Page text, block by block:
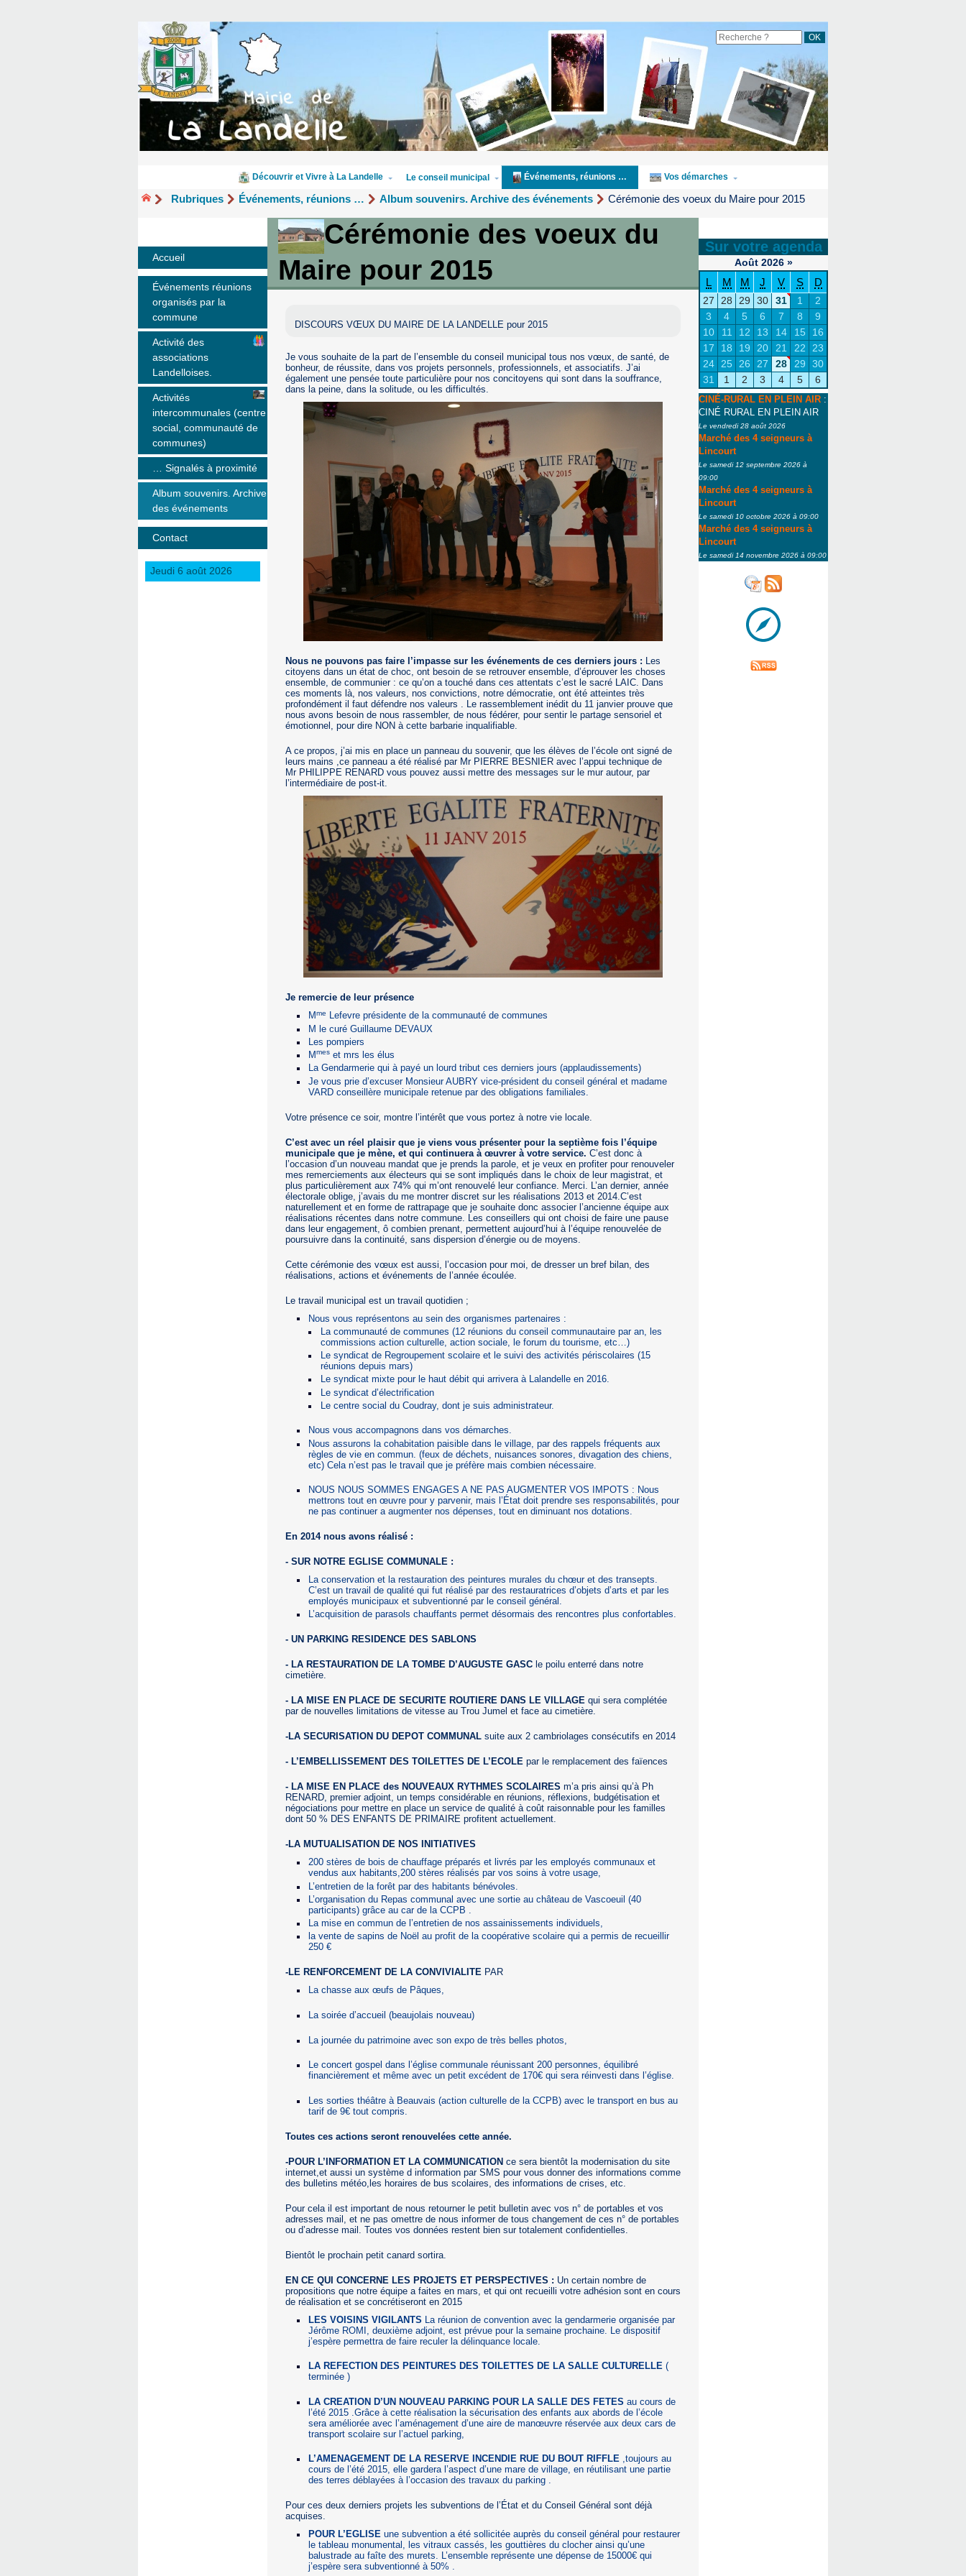
Découvrir et Vivre à La Landelle Le conseil municipal Événements, réunions … Vos démarches
Rubriques Événements, réunions … Album souvenirs. Archive des événements Cérémonie des voeux du Maire pour 2015
Cérémonie des voeux du
Maire pour 2015
DISCOURS VŒUX DU MAIRE DE LA LANDELLE pour 2015
Je vous souhaite de la part de l’ensemble du conseil municipal tous nos vœux, de santé, de
bonheur, de réussite, dans vos projets personnels, professionnels, et associatifs. J’ai
également une pensée toute particulière pour nos concitoyens qui sont dans la souffrance,
dans la peine, dans la solitude, ou les difficultés.
Nous ne pouvons pas faire l’impasse sur les événements de ces derniers jours : Les
citoyens dans un état de choc, ont besoin de se retrouver ensemble, d’éprouver les choses
ensemble, de communier : ce qu’on a touché dans ces attentats c’est le sacré LAIC. Dans
ces moments là, nos valeurs, nos convictions, notre démocratie, ont été atteintes très
profondément il faut défendre nos valeurs . Le rassemblement inédit du 11 janvier prouve que
nous avons besoin de nous rassembler, de nous fédérer, pour sentir le partage sensoriel et
émotionnel, pour dire NON à cette barbarie inqualifiable.
A ce propos, j’ai mis en place un panneau du souvenir, que les élèves de l’école ont signé de
leurs mains ,ce panneau a été réalisé par Mr PIERRE BESNIER avec l’appui technique de
Mr PHILIPPE RENARD vous pouvez aussi mettre des messages sur le mur autour, par
l’intermédiaire de post-it.
Je remercie de leur présence
Mme
Lefevre présidente de la communauté de communes
M le curé Guillaume DEVAUX
Les pompiers
Mmes et mrs les élus
La Gendarmerie qui à payé un lourd tribut ces derniers jours (applaudissements)
Je vous prie d’excuser Monsieur AUBRY vice-président du conseil général et madame
VARD conseillère municipale retenue par des obligations familiales.
Votre présence ce soir, montre l’intérêt que vous portez à notre vie locale.
C’est avec un réel plaisir que je viens vous présenter pour la septième fois l’équipe
municipale que je mène, et qui continuera à œuvrer à votre service. C’est donc à
l’occasion d’un nouveau mandat que je prends la parole, et je veux en profiter pour renouveler
mes remerciements aux électeurs qui se sont impliqués dans le choix de leur magistrat, et
plus particulièrement aux 74% qui m’ont renouvelé leur confiance. Merci. L’an dernier, année
électorale oblige, j’avais du me montrer discret sur les réalisations 2013 et 2014.C’est
naturellement et en forme de rattrapage que je souhaite donc associer l’ancienne équipe aux
réalisations récentes dans notre commune. Les conseillers qui ont choisi de faire une pause
dans leur engagement, ô combien prenant, permettent aujourd’hui à l’équipe renouvelée de
poursuivre dans la continuité, sans dispersion d’énergie ou de moyens.
Cette cérémonie des vœux est aussi, l’occasion pour moi, de dresser un bref bilan, des
réalisations, actions et événements de l’année écoulée.
Le travail municipal est un travail quotidien ;
Nous vous représentons au sein des organismes partenaires :
La communauté de communes (12 réunions du conseil communautaire par an, les
commissions action culturelle, action sociale, le forum du tourisme, etc…)
Le syndicat de Regroupement scolaire et le suivi des activités périscolaires (15
réunions depuis mars)
Le syndicat mixte pour le haut débit qui arrivera à Lalandelle en 2016.
Le syndicat d’électrification
Le centre social du Coudray, dont je suis administrateur.
Nous vous accompagnons dans vos démarches.
Nous assurons la cohabitation paisible dans le village, par des rappels fréquents aux
règles de vie en commun. (feux de déchets, nuisances sonores, divagation des chiens,
etc) Cela n’est pas le travail que je préfère mais combien nécessaire.
NOUS NOUS SOMMES ENGAGES A NE PAS AUGMENTER VOS IMPOTS : Nous
mettrons tout en œuvre pour y parvenir, mais l’État doit prendre ses responsabilités, pour
ne pas continuer a augmenter nos dépenses, tout en diminuant nos dotations.
En 2014 nous avons réalisé :
- SUR NOTRE EGLISE COMMUNALE :
La conservation et la restauration des peintures murales du chœur et des transepts.
C’est un travail de qualité qui fut réalisé par des restauratrices d’objets d’arts et par les
employés municipaux et subventionné par le conseil général.
L’acquisition de parasols chauffants permet désormais des rencontres plus confortables.
- UN PARKING RESIDENCE DES SABLONS
- LA RESTAURATION DE LA TOMBE D’AUGUSTE GASCle poilu enterré dans notre
cimetière.
- LA MISE EN PLACE DE SECURITE ROUTIERE DANS LE VILLAGE qui sera complétée
par de nouvelles limitations de vitesse au Trou Jumel et face au cimetière.
-LA SECURISATION DU DEPOT COMMUNAL suite aux 2 cambriolages consécutifs en 2014
- L’EMBELLISSEMENT DES TOILETTES DE L’ECOLEpar le remplacement des faïences
- LA MISE EN PLACE des NOUVEAUX RYTHMES SCOLAIRES m’a pris ainsi qu’à Ph
RENARD, premier adjoint, un temps considérable en réunions, réflexions, budgétisation et
négociations pour mettre en place un service de qualité à coût raisonnable pour les familles
dont 50 % DES ENFANTS DE PRIMAIRE profitent actuellement.
-LA MUTUALISATION DE NOS INITIATIVES
200 stères de bois de chauffage préparés et livrés par les employés communaux et
vendus aux habitants,200 stères réalisés par vos soins à votre usage,
L’entretien de la forêt par des habitants bénévoles.
L’organisation du Repas communal avec une sortie au château de Vascoeuil (40
participants) grâce au car de la CCPB .
La mise en commun de l’entretien de nos assainissements individuels,
la vente de sapins de Noël au profit de la coopérative scolaire qui a permis de recueillir
250 €
-LE RENFORCEMENT DE LA CONVIVIALITEPAR
La chasse aux œufs de Pâques,
La soirée d’accueil (beaujolais nouveau)
La journée du patrimoine avec son expo de très belles photos,
Le concert gospel dans l’église communale réunissant 200 personnes, équilibré
financièrement et même avec un petit excédent de 170€ qui sera réinvesti dans l’église.
Les sorties théâtre à Beauvais (action culturelle de la CCPB) avec le transport en bus au
tarif de 9€ tout compris.
Toutes ces actions seront renouvelées cette année.
-POUR L’INFORMATION ET LA COMMUNICATION ce sera bientôt la modernisation du site
internet,et aussi un système d information par SMS pour vous donner des informations comme
des bulletins météo,les horaires de bus scolaires, des informations de crises, etc.
Pour cela il est important de nous retourner le petit bulletin avec vos n° de portables et vos
adresses mail, et ne pas omettre de nous informer de tous changement de ces n° de portables
ou d’adresse mail. Toutes vos données restent bien sur totalement confidentielles.
Bientôt le prochain petit canard sortira.
EN CE QUI CONCERNE LES PROJETS ET PERSPECTIVES : Un certain nombre de
propositions que notre équipe a faites en mars, et qui ont recueilli votre adhésion sont en cours
de réalisation et se concrétiseront en 2015
LES VOISINS VIGILANTS La réunion de convention avec la gendarmerie organisée par
Jérôme ROMI, deuxième adjoint, est prévue pour la semaine prochaine. Le dispositif
j’espère permettra de faire reculer la délinquance locale.
LA REFECTION DES PEINTURES DES TOILETTES DE LA SALLE CULTURELLE (
terminée )
LA CREATION D’UN NOUVEAU PARKING POUR LA SALLE DES FETES au cours de
l’été 2015 .Grâce à cette réalisation la sécurisation des enfants aux abords de l’école
sera améliorée avec l’aménagement d’une aire de manœuvre réservée aux deux cars de
transport scolaire sur l’actuel parking,
L’AMENAGEMENT DE LA RESERVE INCENDIE RUE DU BOUT RIFFLE ,toujours au
cours de l’été 2015, elle gardera l’aspect d’une mare de village, en réutilisant une partie
des terres déblayées à l’occasion des travaux du parking .
Pour ces deux derniers projets les subventions de l’État et du Conseil Général sont déjà
acquises.
POUR L’EGLISE une subvention a été sollicitée auprès du conseil général pour restaurer
le tableau monumental, les vitraux cassés, les gouttières du clocher ainsi qu’une
balustrade au faîte des murets. L’ensemble représente une dépense de 15000€ qui
j’espère sera subventionné à 50% .
Accueil
Événements réunions
organisés par la
commune
Activité des
associations
Landelloises.
Activités
intercommunales (centre
social, communauté de
communes)
… Signalés à proximité
Album souvenirs. Archive
des événements
Contact
Jeudi 6 août 2026
Sur votre agenda
Août 2026 »
L M M J V S D
27 28 29 30 31 1
2
3
4 5 6 7 8
9
10
11 12 13 14 15
16
17
18 19 20 21 22
23
24
25 26 27 28 29
30
31
1 2 3 4 5 6
CINÉ-RURAL EN PLEIN AIR :
CINÉ RURAL EN PLEIN AIR
Le vendredi 28 août 2026
Marché des 4 seigneurs à
Lincourt
Le samedi 12 septembre 2026 à
09:00
Marché des 4 seigneurs à
Lincourt
Le samedi 10 octobre 2026 à 09:00
Marché des 4 seigneurs à
Lincourt
Le samedi 14 novembre 2026 à 09:00